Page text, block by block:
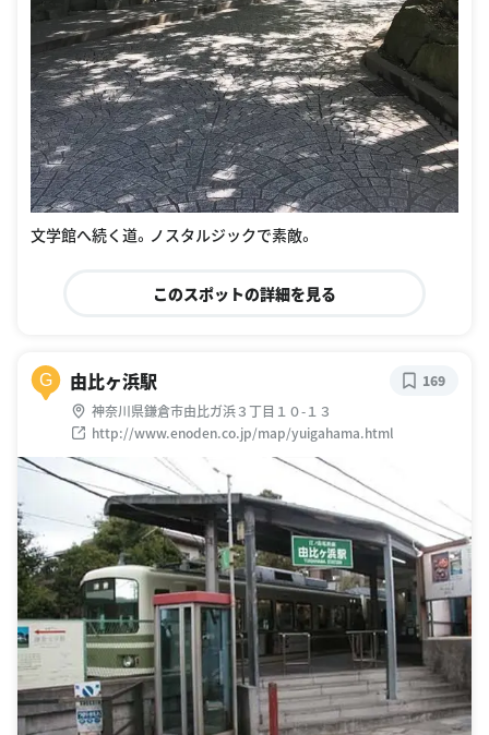
文学館へ続く道。ノスタルジックで素敵。
このスポットの詳細を見る
G 由比ヶ浜駅
神奈川県鎌倉市由比ガ浜３丁目１０-１３
http://www.enoden.co.jp/map/yuigahama.html
169